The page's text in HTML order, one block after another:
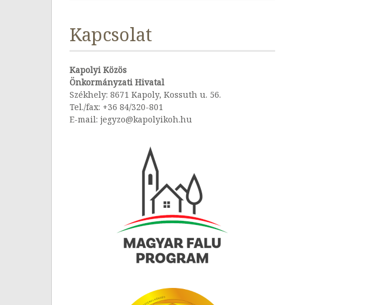
Kapcsolat
Kapolyi Közös
Önkormányzati Hivatal
Székhely: 8671 Kapoly, Kossuth u. 56.
Tel./fax: +36 84/320-801
E-mail: jegyzo@kapolyikoh.hu